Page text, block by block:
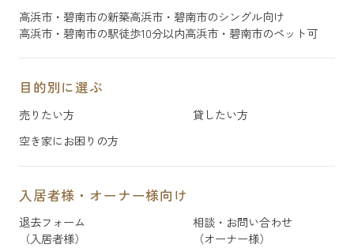
高浜市・碧南市の新築高浜市・碧南市のシングル向け
高浜市・碧南市の駅徒歩10分以内高浜市・碧南市のペット可
目的別に選ぶ
売りたい方
貸したい方
空き家にお困りの方
入居者様・オーナー様向け
退去フォーム
（入居者様）
相談・お問い合わせ
（オーナー様）